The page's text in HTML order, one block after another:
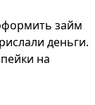
займ
деньги.
на